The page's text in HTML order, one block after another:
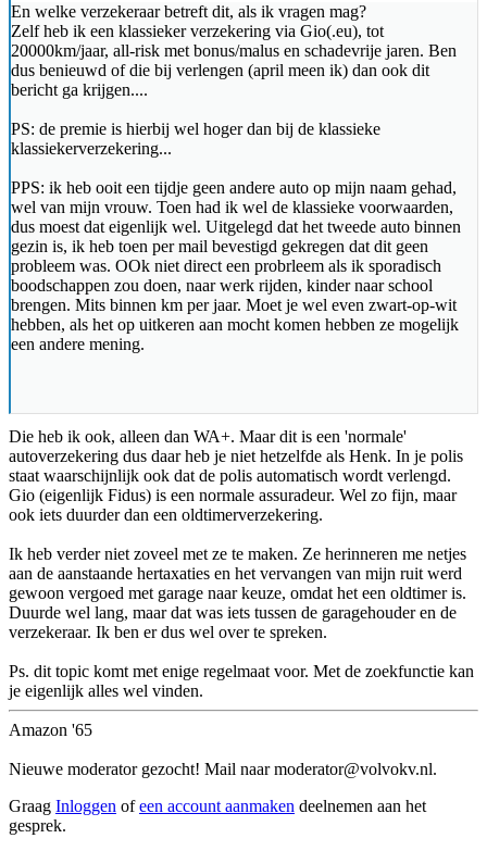
En welke verzekeraar betreft dit, als ik vragen mag?
Zelf heb ik een klassieker verzekering via Gio(.eu), tot
20000km/jaar, all-risk met bonus/malus en schadevrije jaren. Ben
dus benieuwd of die bij verlengen (april meen ik) dan ook dit
bericht ga krijgen....
PS: de premie is hierbij wel hoger dan bij de klassieke
klassiekerverzekering...
PPS: ik heb ooit een tijdje geen andere auto op mijn naam gehad,
wel van mijn vrouw. Toen had ik wel de klassieke voorwaarden,
dus moest dat eigenlijk wel. Uitgelegd dat het tweede auto binnen
gezin is, ik heb toen per mail bevestigd gekregen dat dit geen
probleem was. OOk niet direct een probrleem als ik sporadisch
boodschappen zou doen, naar werk rijden, kinder naar school
brengen. Mits binnen km per jaar. Moet je wel even zwart-op-wit
hebben, als het op uitkeren aan mocht komen hebben ze mogelijk
een andere mening.
Die heb ik ook, alleen dan WA+. Maar dit is een 'normale'
autoverzekering dus daar heb je niet hetzelfde als Henk. In je polis
staat waarschijnlijk ook dat de polis automatisch wordt verlengd.
Gio (eigenlijk Fidus) is een normale assuradeur. Wel zo fijn, maar
ook iets duurder dan een oldtimerverzekering.
Ik heb verder niet zoveel met ze te maken. Ze herinneren me netjes
aan de aanstaande hertaxaties en het vervangen van mijn ruit werd
gewoon vergoed met garage naar keuze, omdat het een oldtimer is.
Duurde wel lang, maar dat was iets tussen de garagehouder en de
verzekeraar. Ik ben er dus wel over te spreken.
Ps. dit topic komt met enige regelmaat voor. Met de zoekfunctie kan
je eigenlijk alles wel vinden.
Amazon '65
Nieuwe moderator gezocht! Mail naar moderator@volvokv.nl.
Graag Inloggen ofeen account aanmaken deelnemen aan het
gesprek.